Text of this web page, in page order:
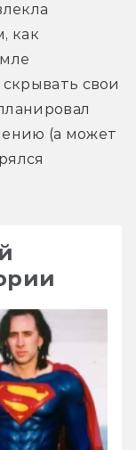
как
свои
(а может